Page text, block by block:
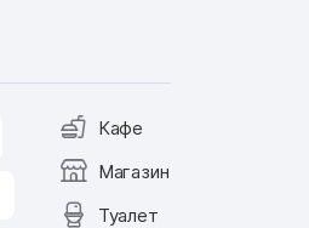
Кафе
Магазин
Туалет